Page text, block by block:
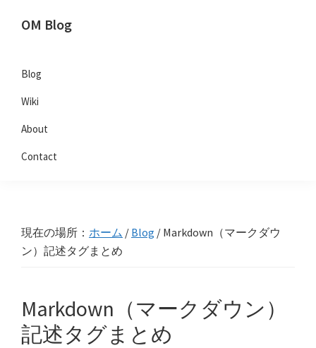
OM Blog
Hacks!
Blog
Wiki
About
Contact
現在の場所： ホーム / Blog / Markdown（マークダウ
ン）記述タグまとめ
Markdown（マークダウン）
記述タグまとめ